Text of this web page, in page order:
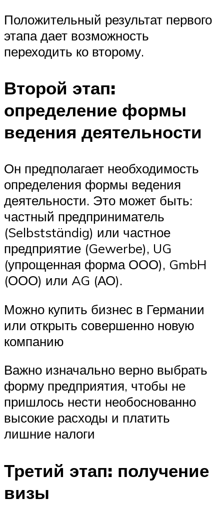
Положительный результат первого
этапа дает возможность
переходить ко второму.
Второй этап:
определение формы
ведения деятельности
Он предполагает необходимость
определения формы ведения
деятельности. Это может быть:
частный предприниматель
(Selbstständig) или частное
предприятие (Gewerbe), UG
(упрощенная форма ООО), GmbH
(ООО) или AG (АО).
Можно купить бизнес в Германии
или открыть совершенно новую
компанию
Важно изначально верно выбрать
форму предприятия, чтобы не
пришлось нести необоснованно
высокие расходы и платить
лишние налоги
Третий этап: получение
визы